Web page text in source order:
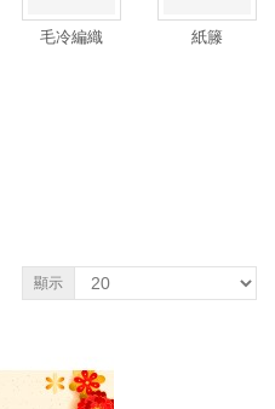
毛冷編織 紙籐
顯示